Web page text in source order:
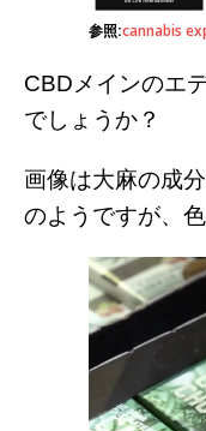
参照:cannabis
CBDメインのエ
でしょうか？
画像は大麻の成
のようですが、